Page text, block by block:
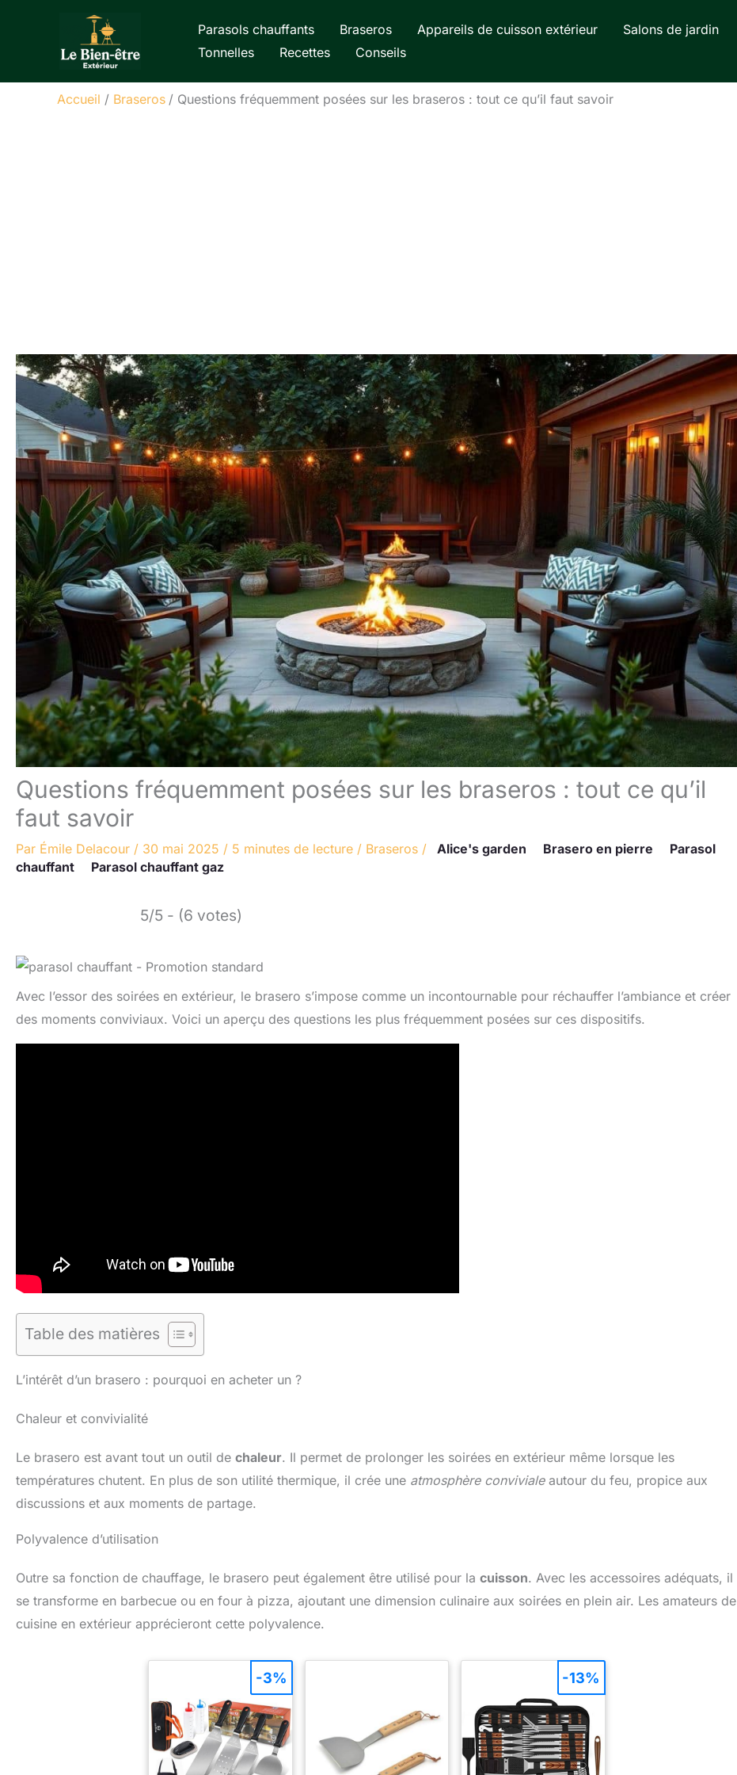
Parasols chauffants Braseros Appareils de cuisson extérieur Salons de jardin
Tonnelles
Recettes Conseils
Accueil Braseros Questions fréquemment posées sur les braseros : tout ce qu’il faut savoir
Questions fréquemment posées sur les braseros : tout ce qu’il
faut savoir
Par Émile Delacour / 30 mai 2025 / 5 minutes de lecture / Braseros / Alice's garden Brasero en pierre
Parasol
chauffant
Parasol chauffant gaz
5/5 - (6 votes)
Avec l’essor des soirées en extérieur, le brasero s’impose comme un incontournable pour réchauffer l’ambiance et créer
des moments conviviaux. Voici un aperçu des questions les plus fréquemment posées sur ces dispositifs.
Table des matières
L’intérêt d’un brasero : pourquoi en acheter un ?
Chaleur et convivialité
Le brasero est avant tout un outil de chaleur. Il permet de prolonger les soirées en extérieur même lorsque les
températures chutent. En plus de son utilité thermique, il crée une atmosphère convivialeautour du feu, propice aux
discussions et aux moments de partage.
Polyvalence d’utilisation
Outre sa fonction de chauffage, le brasero peut également être utilisé pour la cuisson. Avec les accessoires adéquats, il
se transforme en barbecue ou en four à pizza, ajoutant une dimension culinaire aux soirées en plein air. Les amateurs de
cuisine en extérieur apprécieront cette polyvalence.
-3% -13%